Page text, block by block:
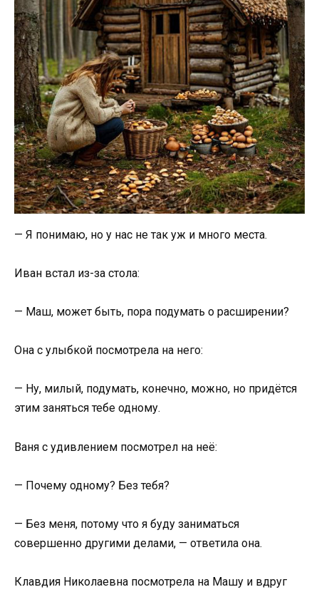
— Я понимаю, но у нас не так уж и много места.
Иван встал из-за стола:
— Маш, может быть, пора подумать о расширении?
Она с улыбкой посмотрела на него:
— Ну, милый, подумать, конечно, можно, но придётся
этим заняться тебе одному.
Ваня с удивлением посмотрел на неё:
— Почему одному? Без тебя?
— Без меня, потому что я буду заниматься
совершенно другими делами, — ответила она.
Клавдия Николаевна посмотрела на Машу и вдруг